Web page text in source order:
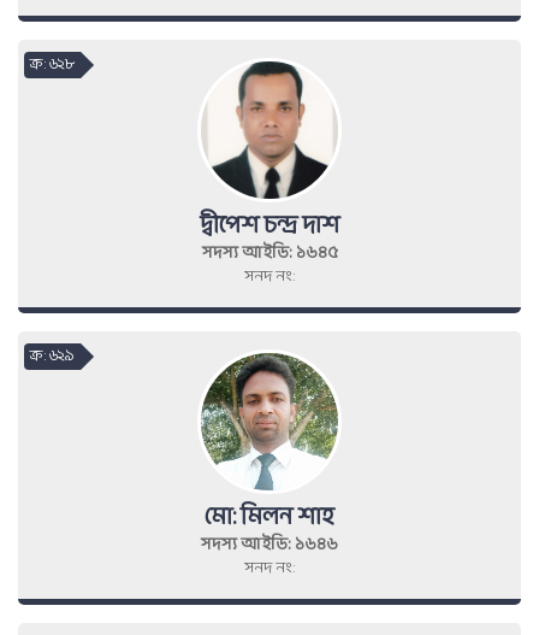
দ্বীপেশ চন্দ্র দাশ
সদস্য আইডি: ১৬৪৫
সনদ নং:
ক্র : ৬২৮
মো: মিলন শাহ
সদস্য আইডি: ১৬৪৬
সনদ নং:
ক্র : ৬২৯